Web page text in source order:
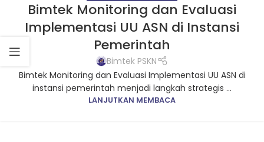
Bimtek Monitoring dan Evaluasi
Implementasi UU ASN di Instansi
Pemerintah
Bimtek PSKN
Bimtek Monitoring dan Evaluasi Implementasi UU ASN di
instansi pemerintah menjadi langkah strategis ...
LANJUTKAN MEMBACA